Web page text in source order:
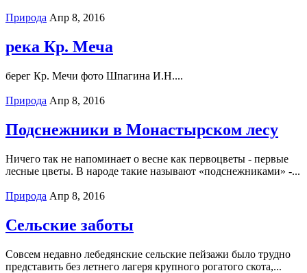
Природа Апр 8, 2016
река Кр. Меча
берег Кр. Мечи фото Шпагина И.Н....
Природа Апр 8, 2016
Подснежники в Монастырском лесу
Ничего так не напоминает о весне как первоцветы - первые
лесные цветы. В народе такие называют «подснежниками» -...
Природа Апр 8, 2016
Сельские заботы
Совсем недавно лебедянские сельские пейзажи было трудно
представить без летнего лагеря крупного рогатого скота,...